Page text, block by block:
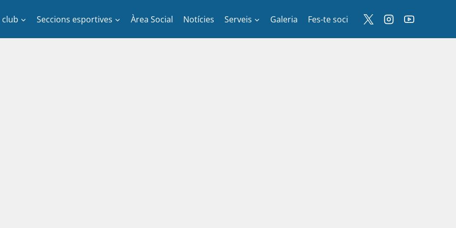
club Seccions esportives Àrea Social Notícies Serveis Galeria Fes-te soci